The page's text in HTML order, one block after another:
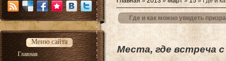
Меню сайта
Главная
Где и как можно увидеть
Места, где встреча